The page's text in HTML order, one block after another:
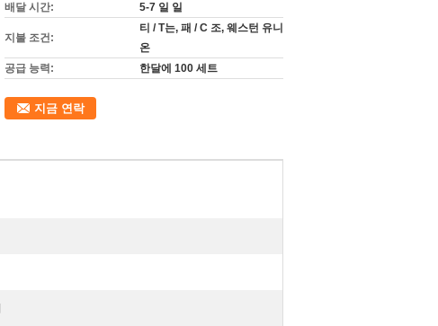
배달 시간:
5-7 일 일
지불 조건:
티 / T는, 패 / C 조, 웨스턴 유니
온
공급 능력:
한달에 100 세트
지금 연락